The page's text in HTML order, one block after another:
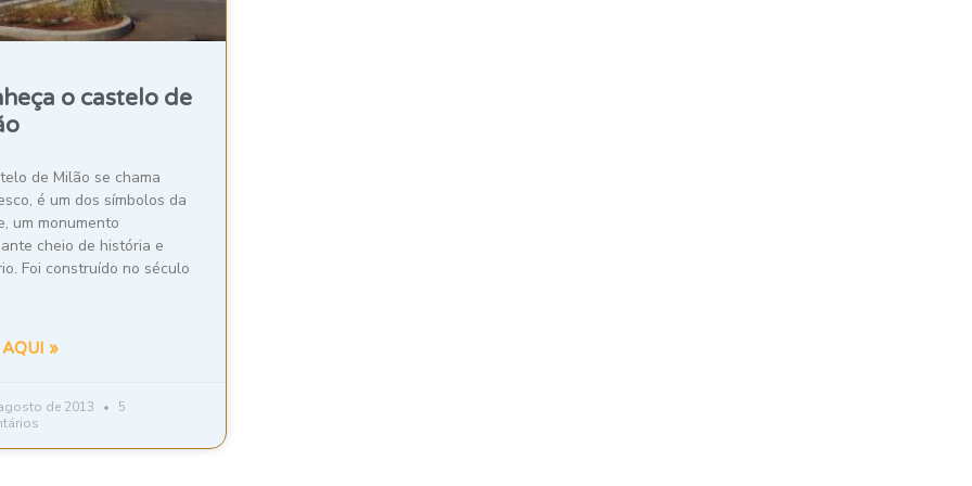
o castelo de
de Milão se chama
é um dos símbolos da
um monumento
cheio de história e
Foi construído no século
»
de 2013
5